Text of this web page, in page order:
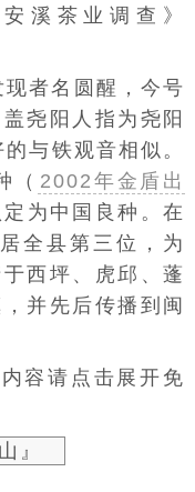
溪茶业调查》
者名圆醒，今号
尧阳人指为尧阳
与铁观音相似。
（ 2002年金盾出
为中国良种。在
全县第三位，为
于西坪 、 虎邱 、蓬
并先后传播到闽
容请点击展开免
』